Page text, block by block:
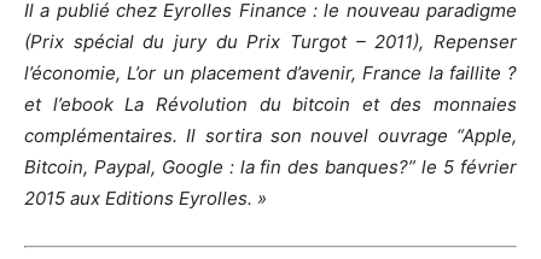
Il a publié chez Eyrolles Finance : le nouveau paradigme
(Prix spécial du jury du Prix Turgot – 2011), Repenser
l’économie, L’or un placement d’avenir, France la faillite ?
et l’ebook La Révolution du bitcoin et des monnaies
complémentaires. Il sortira son nouvel ouvrage “Apple,
Bitcoin, Paypal, Google : la fin des banques?” le 5 février
2015 aux Editions Eyrolles. »